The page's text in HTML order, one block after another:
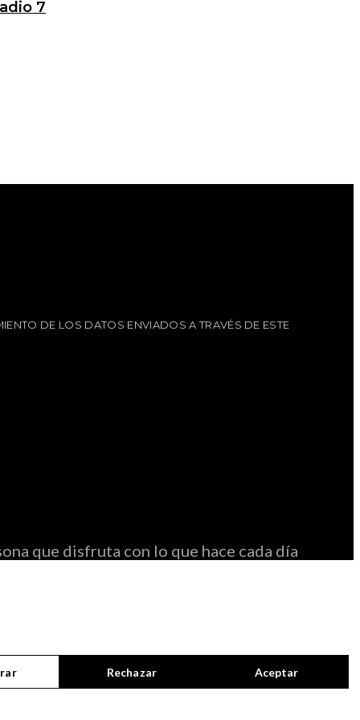
7
DE LOS DATOS ENVIADOS A TRAVÉS DE ESTE
que disfruta con lo que hace cada día
Rechazar Aceptar